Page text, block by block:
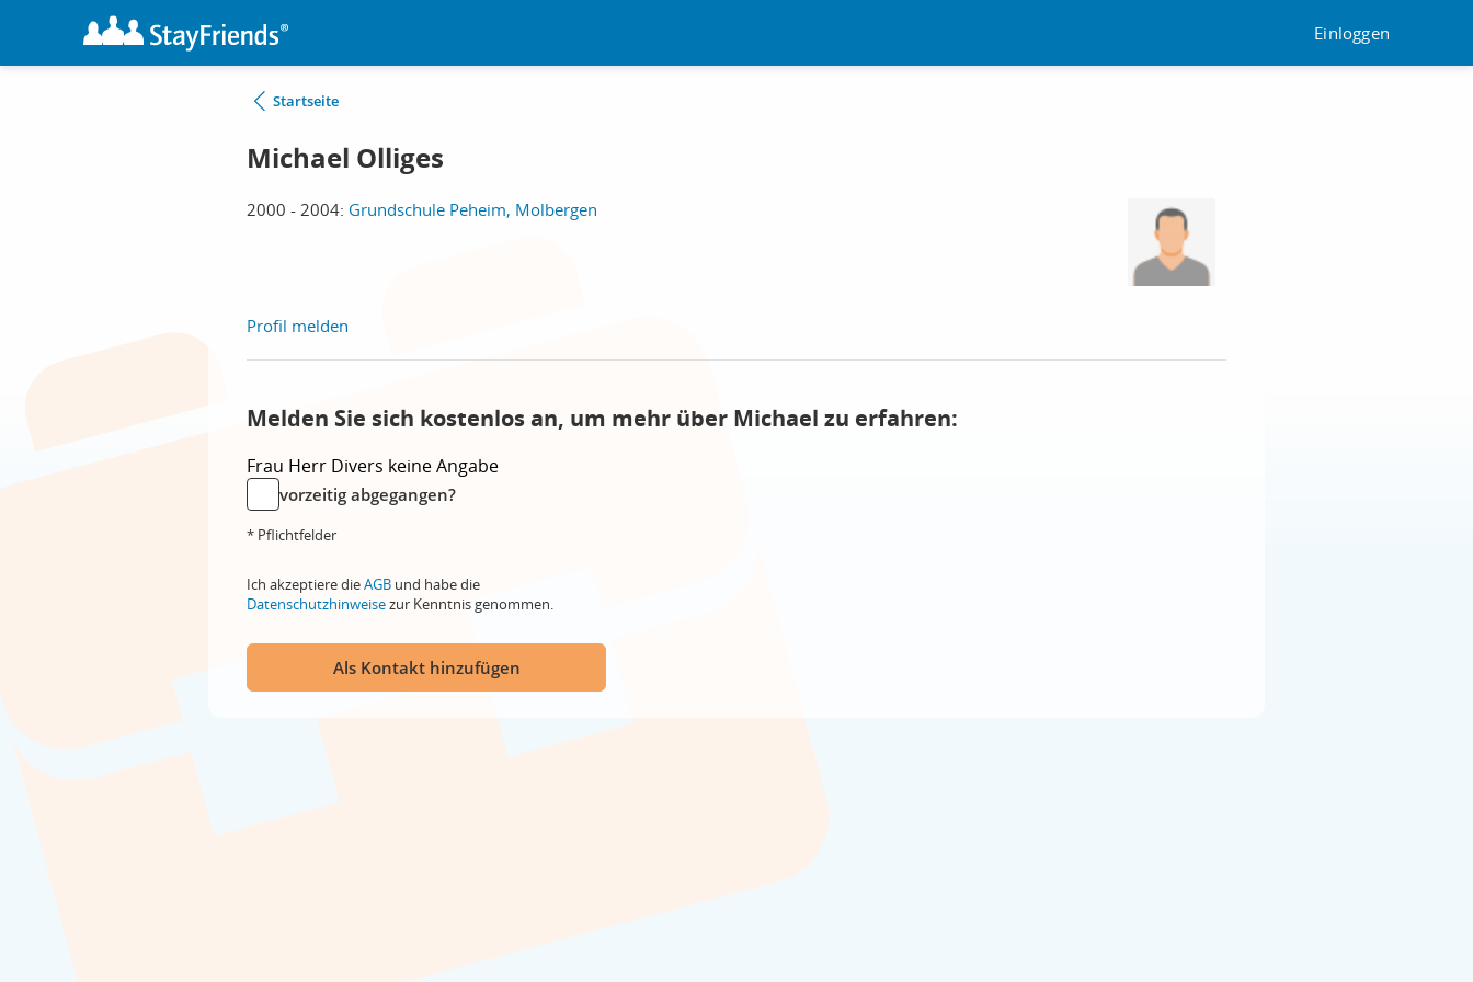
Einloggen
Startseite
Michael Olliges
2000 - 2004: Grundschule Peheim, Molbergen
Profil melden
Melden Sie sich kostenlos an, um mehr über Michael zu erfahren:
Frau Herr Divers keine Angabe
vorzeitig abgegangen?
* Pflichtfelder
Ich akzeptiere dieAGB und habe die
Datenschutzhinweisezur Kenntnis genommen.
Als Kontakt hinzufügen